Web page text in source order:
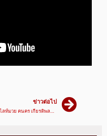
ข่าวต่อไป
ไฮไลท์มวย คนคร เกียรติพลทิพย์VSเพชรสีทอง ส.ศักดิ์นรินทร์ |ศึกเพชรยินดี 7/10/64 | มวยเด็ด789